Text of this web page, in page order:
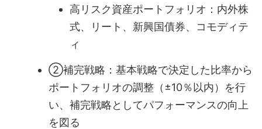
高リスク資産ポートフォリオ：内外株
式、リート、新興国債券、コモディテ
ィ
②補完戦略：基本戦略で決定した比率から
ポートフォリオの調整（±10％以内）を行
い、補完戦略としてパフォーマンスの向上
を図る